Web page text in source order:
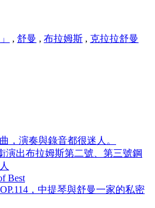
, 舒曼 , 布拉姆斯 , 克拉拉舒曼
，演奏與錄音都很迷人。
演出布拉姆斯第二號、第三號鋼
Best
OP.114，中提琴與舒曼一家的私密